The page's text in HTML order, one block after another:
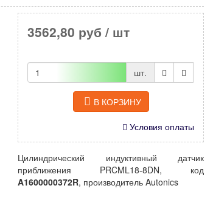
3562,80 руб / шт
шт.
В КОРЗИНУ
Условия оплаты
Цилиндрический индуктивный датчик
приближения PRCML18-8DN, код
A1600000372R, производитель Autonics